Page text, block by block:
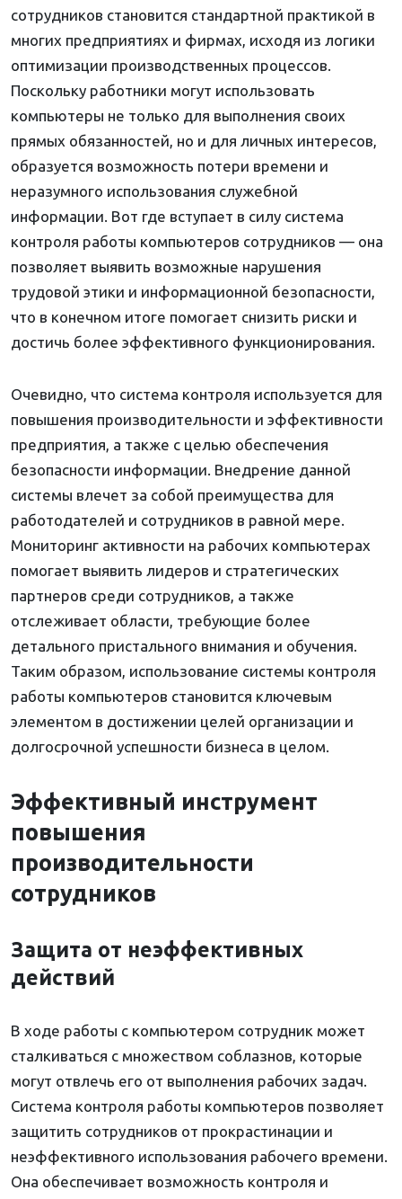
сотрудников становится стандартной практикой в
многих предприятиях и фирмах, исходя из логики
оптимизации производственных процессов.
Поскольку работники могут использовать
компьютеры не только для выполнения своих
прямых обязанностей, но и для личных интересов,
образуется возможность потери времени и
неразумного использования служебной
информации. Вот где вступает в силу система
контроля работы компьютеров сотрудников — она
позволяет выявить возможные нарушения
трудовой этики и информационной безопасности,
что в конечном итоге помогает снизить риски и
достичь более эффективного функционирования.
Очевидно, что система контроля используется для
повышения производительности и эффективности
предприятия, а также с целью обеспечения
безопасности информации. Внедрение данной
системы влечет за собой преимущества для
работодателей и сотрудников в равной мере.
Мониторинг активности на рабочих компьютерах
помогает выявить лидеров и стратегических
партнеров среди сотрудников, а также
отслеживает области, требующие более
детального пристального внимания и обучения.
Таким образом, использование системы контроля
работы компьютеров становится ключевым
элементом в достижении целей организации и
долгосрочной успешности бизнеса в целом.
Эффективный инструмент
повышения
производительности
сотрудников
Защита от неэффективных
действий
В ходе работы с компьютером сотрудник может
сталкиваться с множеством соблазнов, которые
могут отвлечь его от выполнения рабочих задач.
Система контроля работы компьютеров позволяет
защитить сотрудников от прокрастинации и
неэффективного использования рабочего времени.
Она обеспечивает возможность контроля и